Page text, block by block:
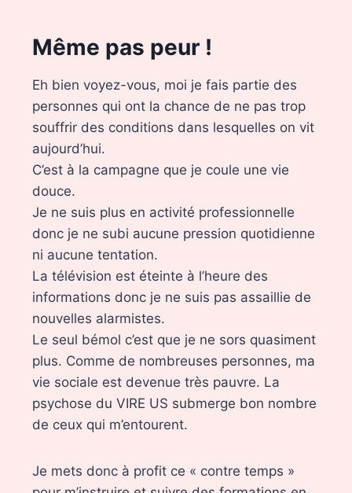
Même pas peur !
Eh bien voyez-vous, moi je fais partie des
personnes qui ont la chance de ne pas trop
souffrir des conditions dans lesquelles on vit
aujourd’hui.
C’est à la campagne que je coule une vie
douce.
Je ne suis plus en activité professionnelle
donc je ne subi aucune pression quotidienne
ni aucune tentation.
La télévision est éteinte à l’heure des
informations donc je ne suis pas assaillie de
nouvelles alarmistes.
Le seul bémol c’est que je ne sors quasiment
plus. Comme de nombreuses personnes, ma
vie sociale est devenue très pauvre. La
psychose du VIRE US submerge bon nombre
de ceux qui m’entourent.
Je mets donc à profit ce « contre temps »